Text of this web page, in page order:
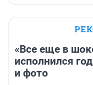
«Все еще в
исполнился
и фото